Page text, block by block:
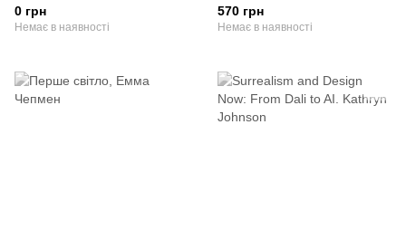
смартфони, телебачення і
GPS. Стівен Строґац
0 грн
Немає в наявності
інтелект змінює світ.
Олександр Краковецький
570 грн
Немає в наявності